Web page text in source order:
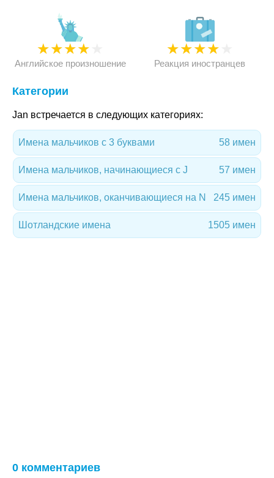
★★★★
Английское произношение
★★★★
Реакция иностранцев
Категории
Jan встречается в следующих категориях:
Имена мальчиков с 3 буквами 58 имен
Имена мальчиков, начинающиеся с J 57 имен
Имена мальчиков, оканчивающиеся на N 245 имен
Шотландские имена 1505 имен
0 комментариев